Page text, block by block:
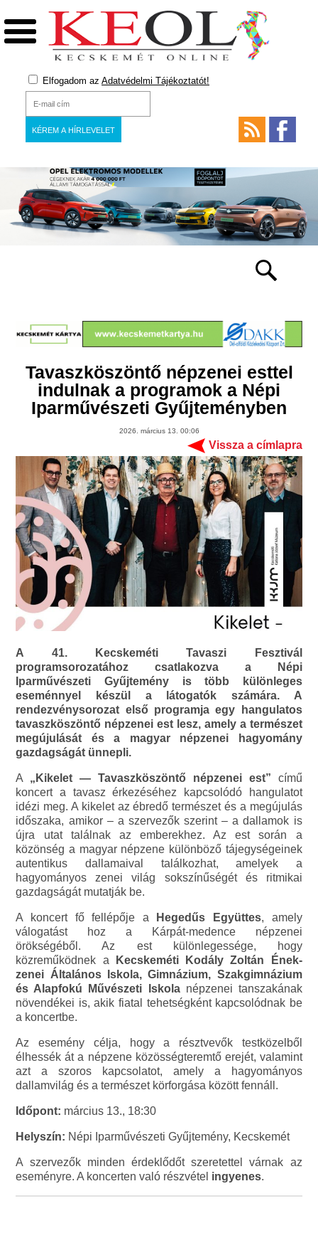
Elfogadom az Adatvédelmi Tájékoztatót!
Tavaszköszöntő népzenei esttel
indulnak a programok a Népi
Iparművészeti Gyűjteményben
2026. március 13. 00:06
Vissza a címlapra
A 41. Kecskeméti Tavaszi Fesztivál
programsorozatához csatlakozva a Népi
Iparművészeti Gyűjtemény is több különleges
eseménnyel készül a látogatók számára. A
rendezvénysorozat első programja egy hangulatos
tavaszköszöntő népzenei est lesz, amely a természet
megújulását és a magyar népzenei hagyomány
gazdagságát ünnepli.
A „Kikelet — Tavaszköszöntő népzenei est” című
koncert a tavasz érkezéséhez kapcsolódó hangulatot
idézi meg. A kikelet az ébredő természet és a megújulás
időszaka, amikor – a szervezők szerint – a dallamok is
újra utat találnak az emberekhez. Az est során a
közönség a magyar népzene különböző tájegységeinek
autentikus dallamaival találkozhat, amelyek a
hagyományos zenei világ sokszínűségét és ritmikai
gazdagságát mutatják be.
A koncert fő fellépője a Hegedűs Együttes, amely
válogatást hoz a Kárpát-medence népzenei
örökségéből. Az est különlegessége, hogy
közreműködnek a
Kecskeméti Kodály Zoltán Ének-
zenei Általános Iskola, Gimnázium, Szakgimnázium
és Alapfokú Művészeti Iskolanépzenei tanszakának
növendékei is, akik fiatal tehetségként kapcsolódnak be
a koncertbe.
Az esemény célja, hogy a résztvevők testközelből
élhessék át a népzene közösségteremtő erejét, valamint
azt a szoros kapcsolatot, amely a hagyományos
dallamvilág és a természet körforgása között fennáll.
Időpont: március 13., 18:30
Helyszín: Népi Iparművészeti Gyűjtemény, Kecskemét
A szervezők minden érdeklődőt szeretettel várnak az
eseményre. A koncerten való részvétel ingyenes.